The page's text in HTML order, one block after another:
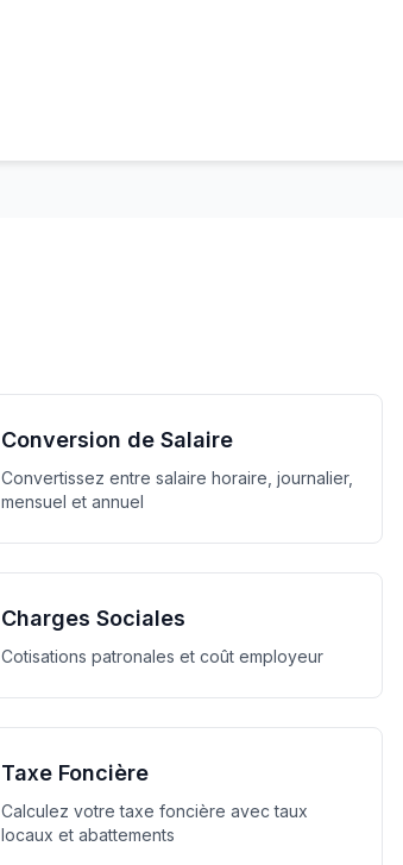
Conversion de Salaire
Convertissez entre salaire horaire, journalier,
mensuel et annuel
Charges Sociales
Cotisations patronales et coût employeur
Taxe Foncière
Calculez votre taxe foncière avec taux
locaux et abattements